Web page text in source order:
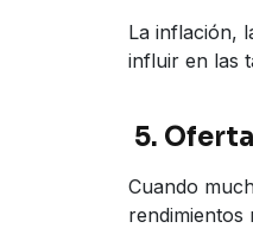
La inflación,
influir en las
5.
Cuando
rendimientos